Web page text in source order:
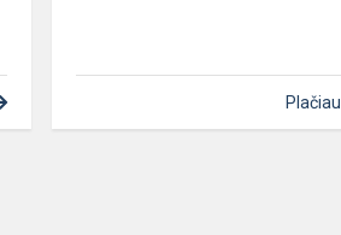
Plačiau